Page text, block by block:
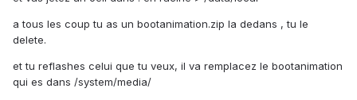
a tous les coup tu as un bootanimation.zip la dedans , tu le
delete.
et tu reflashes celui que tu veux, il va remplacez le bootanimation
qui es dans /system/media/